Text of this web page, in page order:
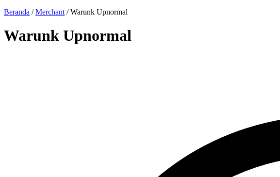
Beranda / Merchant / Warunk Upnormal
Warunk Upnormal